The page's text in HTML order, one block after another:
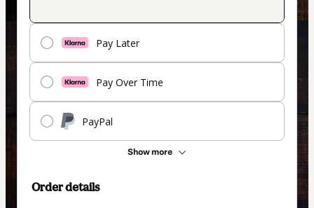
Pay Later
Pay Over Time
PayPal
Show more
Order details